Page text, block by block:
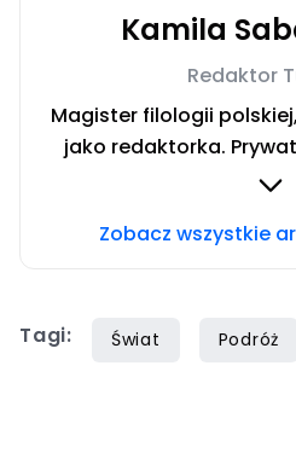
Kamila
Redaktor
Magister filologii
jako redaktorka.
zwłaszcza siatkówki i
Zobacz wszystkie
Tagi: Świat Podróż